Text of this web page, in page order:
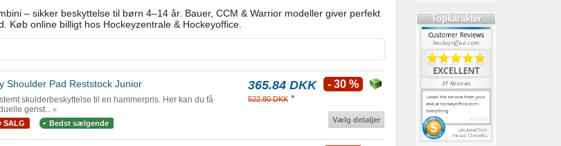
– sikker beskyttelse til børn 4–14 år. Bauer, CCM & Warrior modeller giver perfekt
Køb online billigt hos Hockeyzentrale & Hockeyoffice.
Shoulder Pad Reststock Junior
skulderbeskyttelse til en hammerpris. Her kan du få
genst...
SALG Bedst sælgende
365.84 DKK
522.80 DKK *
- 30 %
Vælg detaljer
Topkarakter